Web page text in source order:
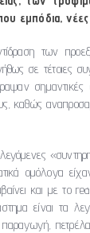
εμπόδια, νέες
των
σε τέτοιες
σημαντικές
καθώς
ομόλογα
και με το
είναι τα